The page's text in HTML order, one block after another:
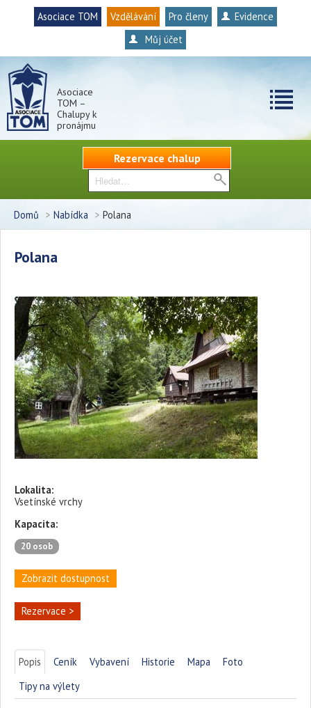
Asociace TOM Vzdělávání Pro členy
Evidence
Můj účet
Asociace
TOM –
Chalupy k
pronájmu
Rezervace chalup
Domů > Nabídka > Polana
Polana
Lokalita:
Vsetínské vrchy
Kapacita:
20 osob
Zobrazit dostupnost
Rezervace >
Popis Ceník Vybavení Historie Mapa
Foto
Tipy na výlety